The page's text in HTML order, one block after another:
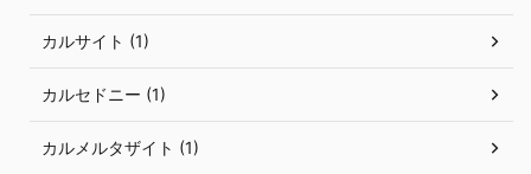
カルサイト (1)
カルセドニー (1)
カルメルタザイト (1)